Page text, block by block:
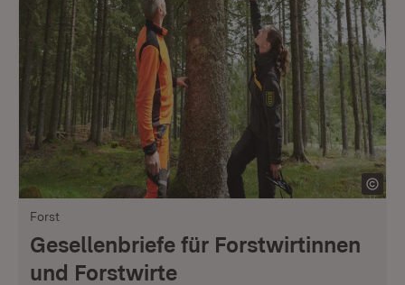
Forst
Gesellenbriefe für Forstwirtinnen
und Forstwirte